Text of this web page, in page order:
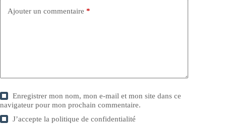
Ajouter un commentaire *
Enregistrer mon nom, mon e-mail et mon site dans ce
navigateur pour mon prochain commentaire.
J’accepte lapolitique de confidentialité